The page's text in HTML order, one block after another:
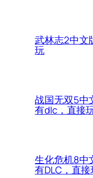
武林志2中文
玩
战国无双5中
有dlc，直接
生化危机8中
有DLC，直